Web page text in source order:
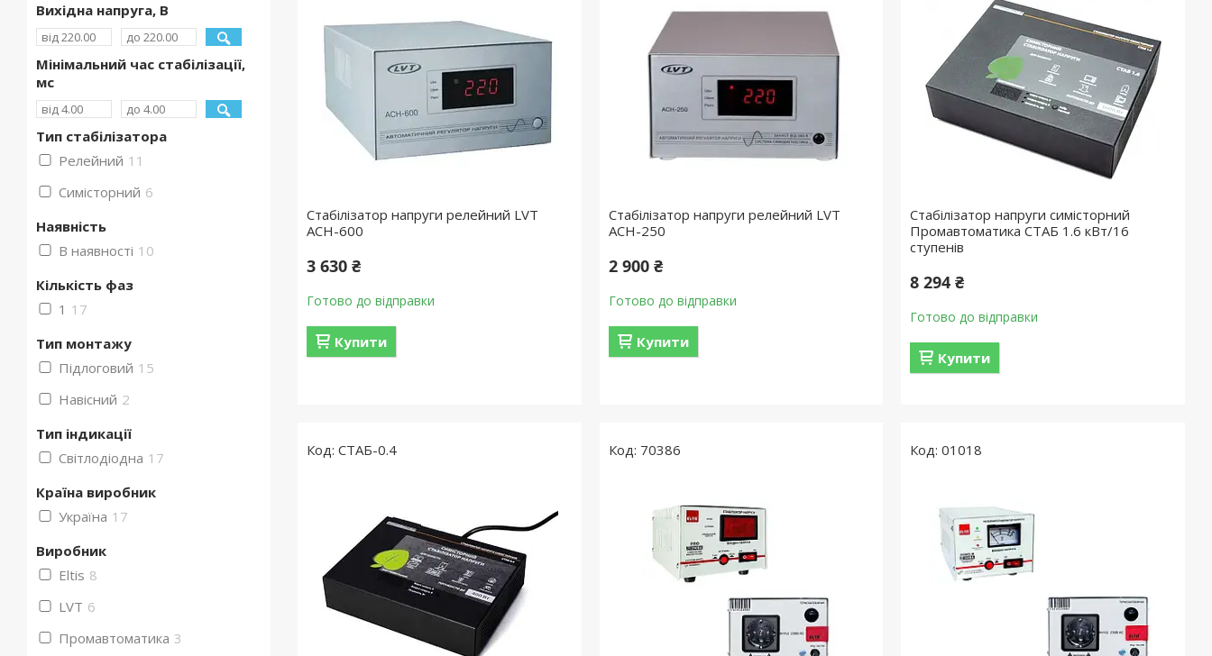
Стабілізатор напруги релейний LVT
ACH-600
3 630 ₴
Готово до відправки
Купити
Стабілізатор напруги релейний LVT
АСН-250
2 900 ₴
Готово до відправки
Купити
Стабілізатор напруги симісторний
Промавтоматика СТАБ 1.6 кВт/16
ступенів
8 294 ₴
Готово до відправки
Купити
СТАБ-0.4 70386 01018
Вихідна напруга, В
Мінімальний час стабілізації,
мс
Тип стабілізатора
Релейний 11
Симісторний 6
Наявність
В наявності 10
Кількість фаз
1 17
Тип монтажу
Підлоговий 15
Навісний 2
Тип індикації
Світлодіодна 17
Країна виробник
Україна 17
Виробник
Eltis 8
LVT 6
Промавтоматика 3